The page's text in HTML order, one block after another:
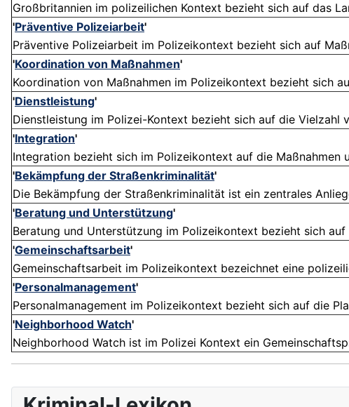
Großbritannien im polizeilichen Kontext bezieht sich auf das
'Präventive Polizeiarbeit'
Präventive Polizeiarbeit im Polizeikontext bezieht sich auf
'Koordination von Maßnahmen'
Koordination von Maßnahmen im Polizeikontext bezieht sich
'Dienstleistung'
Dienstleistung im Polizei-Kontext bezieht sich auf die Vielzahl
'Integration'
Integration bezieht sich im Polizeikontext auf die Maßnahmen
'Bekämpfung der Straßenkriminalität'
Die Bekämpfung der Straßenkriminalität ist ein zentrales
'Beratung und Unterstützung'
Beratung und Unterstützung im Polizeikontext bezieht sich
'Gemeinschaftsarbeit'
Gemeinschaftsarbeit im Polizeikontext bezeichnet eine
'Personalmanagement'
Personalmanagement im Polizeikontext bezieht sich auf die
'Neighborhood Watch'
Neighborhood Watch ist im Polizei Kontext ein